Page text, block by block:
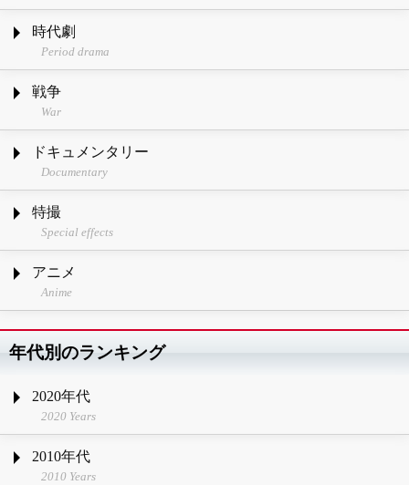
時代劇
Period drama
戦争
War
ドキュメンタリー
Documentary
特撮
Special effects
アニメ
Anime
年代別のランキング
2020年代
2020 Years
2010年代
2010 Years